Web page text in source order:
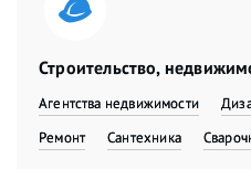
Строительство,
Агентства недвижимости
Ремонт
Сантехника